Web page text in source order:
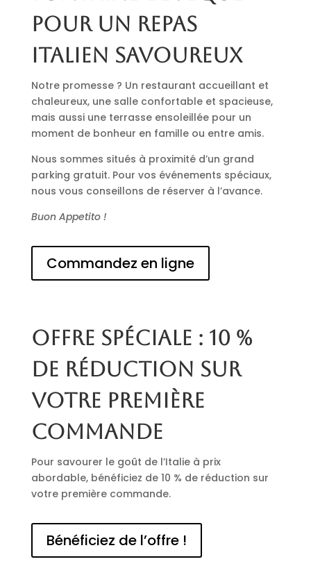
pour un repas
italien savoureux
Notre promesse ? Un restaurant accueillant et
chaleureux, une salle confortable et spacieuse,
mais aussi une terrasse ensoleillée pour un
moment de bonheur en famille ou entre amis.
Nous sommes situés à proximité d’un grand
parking gratuit. Pour vos événements spéciaux,
nous vous conseillons de réserver à l’avance.
Buon Appetito !
Commandez en ligne
Offre spéciale : 10 %
de réduction sur
votre première
commande
Pour savourer le goût de l’Italie à prix
abordable, bénéficiez de 10 % de réduction sur
votre première commande.
Bénéficiez de l’offre !